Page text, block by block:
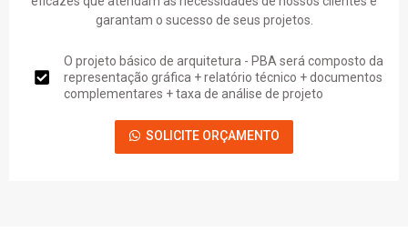
garantam o sucesso de seus projetos.
O projeto básico de arquitetura - PBA será composto da
representação gráfica + relatório técnico + documentos
complementares + taxa de análise de projeto
SOLICITE ORÇAMENTO